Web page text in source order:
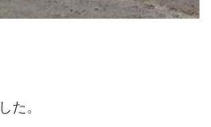
した 。